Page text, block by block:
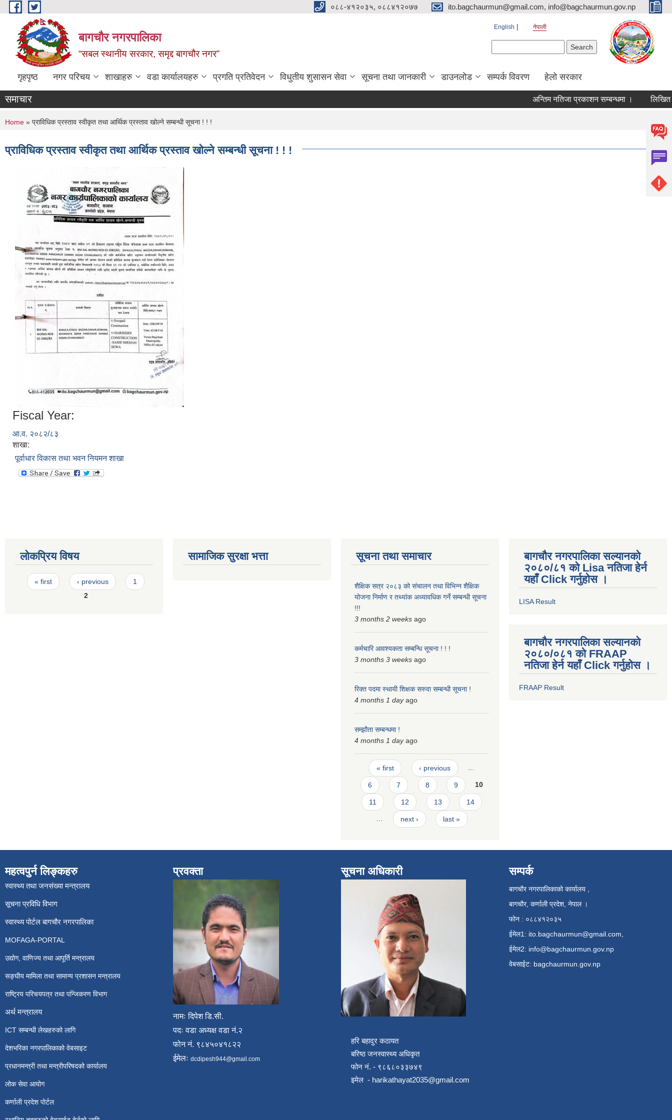
Skip to main content ०८८-४१२०३५, ०८८४१२०७७ ito.bagchaurmun@gmail.com, info@bagchaurmun.gov.np
बागचौर नगरपालिका
“सबल स्थानीय सरकार, समृद्द बागचौर नगर”
English नेपाली
गृहपृष्ठ नगर परिचय शाखाहरु वडा ‍कार्यालयहरु प्रगति प्रतिवेदन विधुतीय शुसासन सेवा सूचना तथा जानकारी डाउनलोड सम्पर्क विवरण हेलो सरकार
समाचार अन्तिम नतिजा प्रकाशन सम्बन्धमा । लिखित
You are here
Home » प्राविधिक प्रस्ताव स्वीकृत तथा आर्थिक प्रस्ताव खोल्ने सम्बन्धी सूचना ! ! !
प्राविधिक प्रस्ताव स्वीकृत तथा आर्थिक प्रस्ताव खोल्ने सम्बन्धी सूचना ! ! !
Fiscal Year:
आ.व. २०८२/८३
शाखा:
पूर्वाधार विकास तथा भवन नियमन शाखा
लोकप्रिय विषय
Pages
« first ‹ previous
1
2
सामाजिक सुरक्षा भत्ता सूचना तथा समाचार
शैक्षिक सत्र २०८३ को संचालन तथा विभिन्न शैक्षिक
योजना निर्माण र तथ्यांक अध्यावधिक गर्ने सम्बन्धी सूचना
!!!
3 months 2 weeks ago
कर्मचारि आवश्यकता सम्बन्धि सूचना ! ! !
3 months 3 weeks ago
रिक्त पदमा स्थायी शिक्षक सरुवा सम्बन्धी सूचना !
4 months 1 dayago
सम्झौता सम्बन्धमा !
4 months 1 dayago
Pages
« first ‹ previous …
6 7 8 9 10
11 12 13 14
… next › last »
बागचौर नगरपालिका सल्यानको
२०८०/८१ को Lisa नतिजा हेर्न
यहाँ Click गर्नुहोस ।
LISA Result
बागचौर नगरपालिका सल्यानको
२०८०/०८१ को FRAAP
नतिजा हेर्न यहाँ Click गर्नुहोस ।
FRAAP Result
महत्वपुर्न लिङ्कहरु
स्वास्थ्य तथा जनसंख्या मन्त्रालय
सूचना प्रविधि विभाग
स्वास्थ्य पोर्टल बागचौर नगरपालिका
MOFAGA-PORTAL
उद्योग, वाणिज्य तथा आपूर्ति मन्त्रालय
सङ्घीय मामिला तथा सामान्य प्रशासन मन्त्रालय
राष्ट्रिय परिचयपत्र तथा पन्जिकरण विभाग
अर्थ मन्त्रालय
ICT सम्बन्धी लेखहरुको लागि
देशभरिका नगरपालिकाको वेबसाइट
प्रधानमन्त्री तथा मन्त्रीपरिषदको कार्यालय
लोक सेवा आयोग
कर्णाली प्रदेश पोर्टल
प्रवक्ता
नामः दिपेश डि.सी.
पदः वडा अध्यक्ष वडा नं.२
फोन नं. ९८४५०४१८२२
ईमेलः dcdipesh944@gmail.com
सूचना अधिकारी
हरि बहादुर कठायत
बरिष्ठ जनस्वास्थ्य अधिकृत
फोन नं. - ९८६८०३३७४९
इमेल - harikathayat2035@gmail.com
सम्पर्क
बागचौर नगरपालिकाको कार्यालय ,
बागचौर, कर्णाली प्रदेश, नेपाल ।
फोन : ०८८४१२०३५
ईमेल1: ito.bagchaurmun@gmail.com
ईमेल2: info@bagchaurmun.gov.np
वे‍बसाईट: bagchaurmun.gov.np